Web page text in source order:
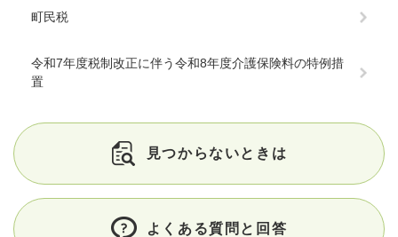
町民税
令和7年度税制改正に伴う令和8年度介護保険料の特例措
置
見つからないときは
よくある質問と回答